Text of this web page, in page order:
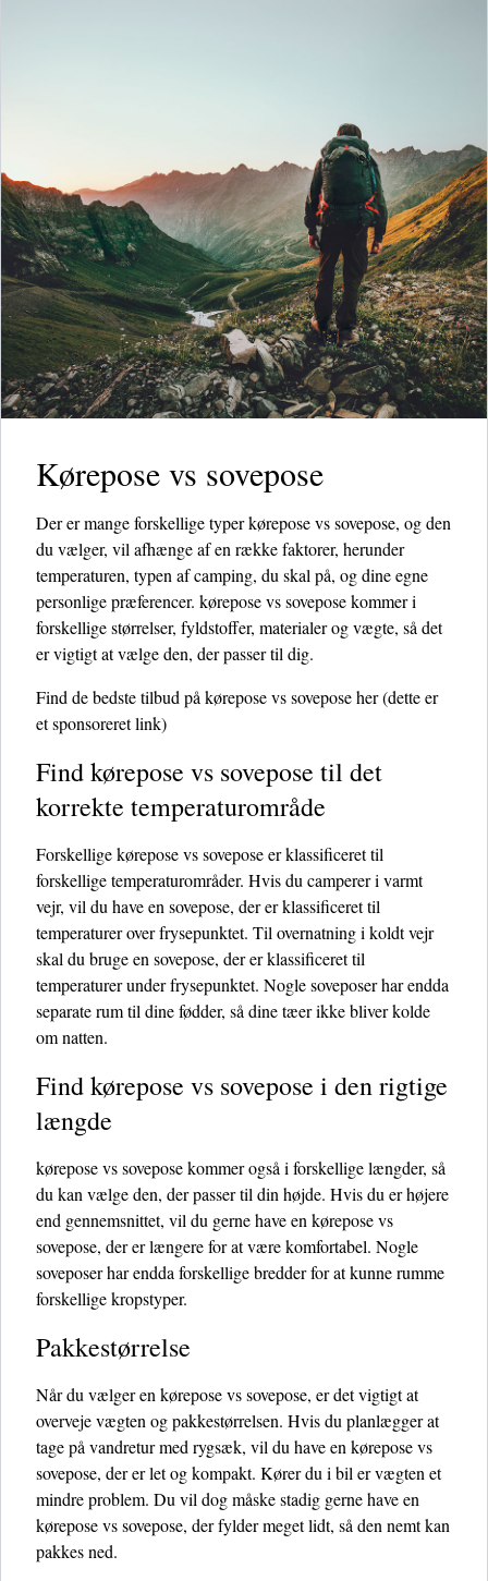
Kørepose vs sovepose
Der er mange forskellige typer kørepose vs sovepose, og den
du vælger, vil afhænge af en række faktorer, herunder
temperaturen, typen af ​​camping, du skal på, og dine egne
personlige præferencer. kørepose vs sovepose kommer i
forskellige størrelser, fyldstoffer, materialer og vægte, så det
er vigtigt at vælge den, der passer til dig.
Find de bedste tilbud på kørepose vs sovepose her(dette er
et sponsoreret link)
Find kørepose vs sovepose til det
korrekte temperaturområde
Forskellige kørepose vs sovepose er klassificeret til
forskellige temperaturområder. Hvis du camperer i varmt
vejr, vil du have en sovepose, der er klassificeret til
temperaturer over frysepunktet. Til overnatning i koldt vejr
skal du bruge en sovepose, der er klassificeret til
temperaturer under frysepunktet. Nogle soveposer har endda
separate rum til dine fødder, så dine tæer ikke bliver kolde
om natten.
Find kørepose vs sovepose i den rigtige
længde
kørepose vs sovepose kommer også i forskellige længder, så
du kan vælge den, der passer til din højde. Hvis du er højere
end gennemsnittet, vil du gerne have en kørepose vs
sovepose, der er længere for at være komfortabel. Nogle
soveposer har endda forskellige bredder for at kunne rumme
forskellige kropstyper.
Pakkestørrelse
Når du vælger en kørepose vs sovepose, er det vigtigt at
overveje vægten og pakkestørrelsen. Hvis du planlægger at
tage på vandretur med rygsæk, vil du have en kørepose vs
sovepose, der er let og kompakt. Kører du i bil er vægten et
mindre problem. Du vil dog måske stadig gerne have en
kørepose vs sovepose, der fylder meget lidt, så den nemt kan
pakkes ned.